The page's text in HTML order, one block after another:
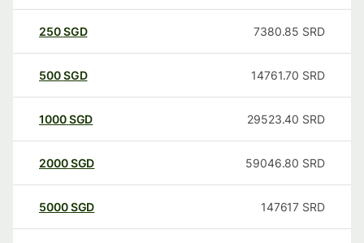
250SGD 7380.85 SRD
500SGD 14761.70 SRD
1000SGD 29523.40 SRD
2000SGD 59046.80 SRD
5000SGD 147617 SRD